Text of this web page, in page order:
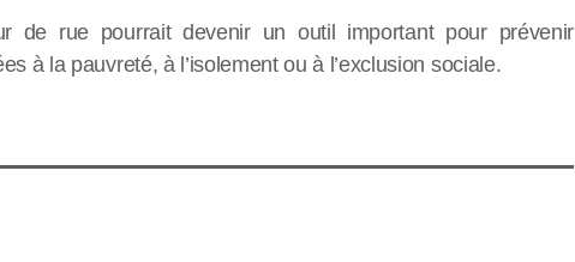
de rue pourrait devenir un outil important pour prévenir
à la pauvreté, à l’isolement ou à l’exclusion sociale.